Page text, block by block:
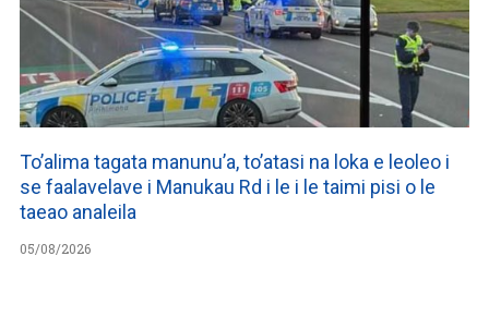
To’alima tagata manunu’a, to’atasi na loka e leoleo i
se faalavelave i Manukau Rd i le i le taimi pisi o le
taeao analeila
05/08/2026